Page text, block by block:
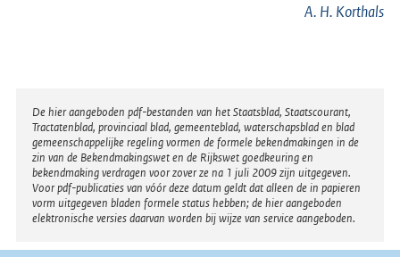
A. H. Korthals
Disclaimer
De hier aangeboden pdf-bestanden van het Staatsblad, Staatscourant,
Tractatenblad, provinciaal blad, gemeenteblad, waterschapsblad en blad
gemeenschappelijke regeling vormen de formele bekendmakingen in de
zin van de Bekendmakingswet en de Rijkswet goedkeuring en
bekendmaking verdragen voor zover ze na 1 juli 2009 zijn uitgegeven.
Voor pdf-publicaties van vóór deze datum geldt dat alleen de in papieren
vorm uitgegeven bladen formele status hebben; de hier aangeboden
elektronische versies daarvan worden bij wijze van service aangeboden.